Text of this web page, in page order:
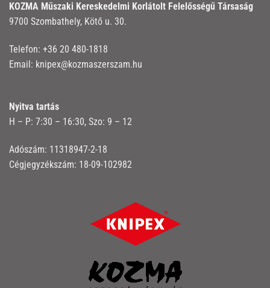
KOZMA Műszaki Kereskedelmi Korlátolt Felelősségű Társaság
9700 Szombathely, Kötő u. 30.
Telefon: +36 20 480-1818
Email: knipex@kozmaszerszam.hu
Nyitva tartás
H – P: 7:30 – 16:30, Szo: 9 – 12
Adószám: 11318947-2-18
Cégjegyzékszám: 18-09-102982